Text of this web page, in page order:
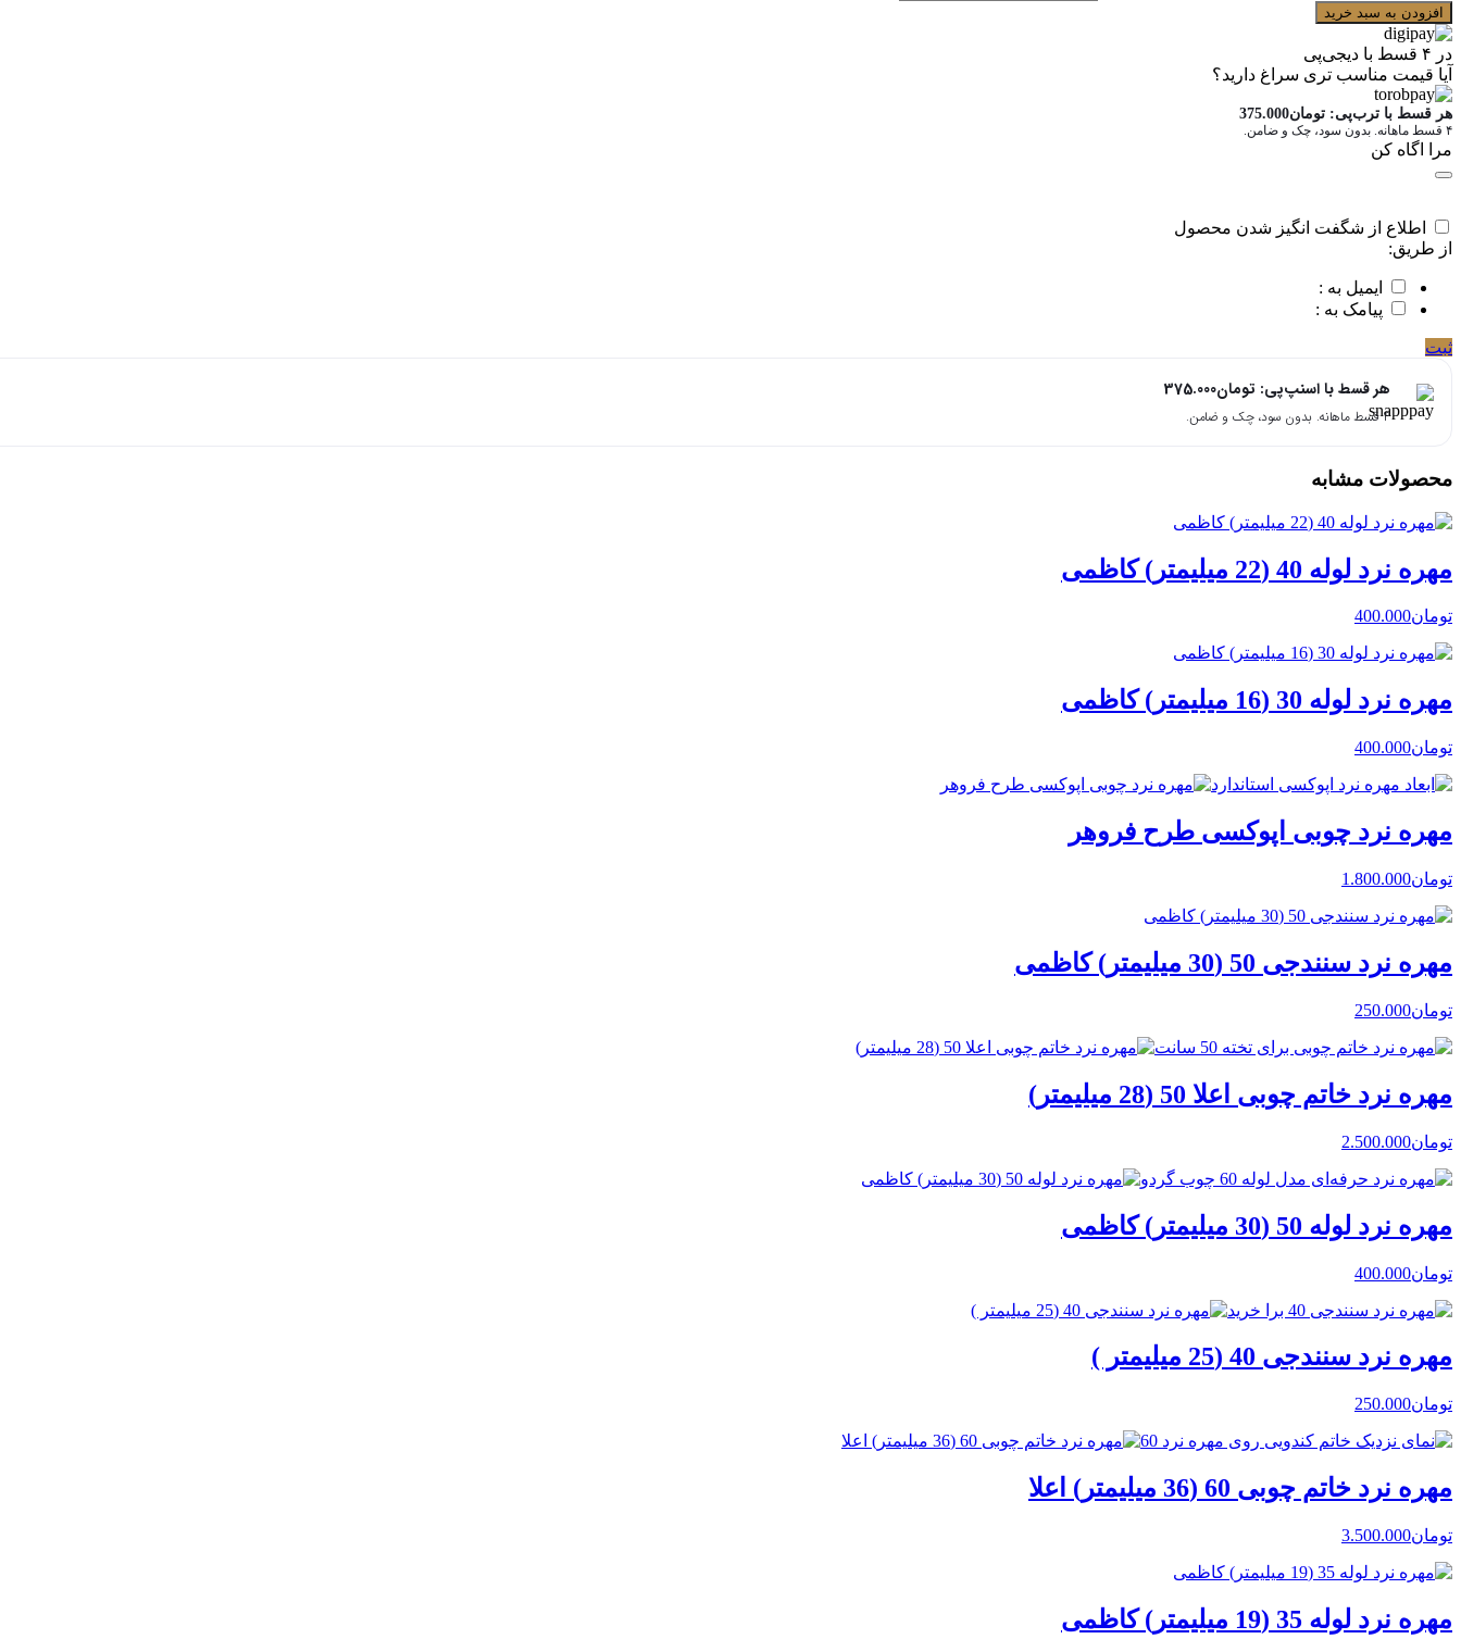
افزودن به سبد خرید
در ۴ قسط با دیجی‌پی
آیا قیمت مناسب تری سراغ دارید؟
هر قسط با ترب‌پی: تومان375.000
۴ قسط ماهانه. بدون سود، چک و ضامن.
مرا اگاه کن
اطلاع از شگفت انگیز شدن محصول
از طریق:
ایمیل به :
پیامک به :
ثبت
هر قسط با اسنپ‌پی: تومان375.000
۴ قسط ماهانه. بدون سود، چک و ضامن.
محصولات مشابه
مهره نرد لوله 40 (22 میلیمتر) کاظمی
تومان400.000
مهره نرد لوله 30 (16 میلیمتر) کاظمی
تومان400.000
مهره نرد چوبی اپوکسی طرح فروهر
تومان1.800.000
مهره نرد سنندجی 50 (30 میلیمتر) کاظمی
تومان250.000
مهره نرد خاتم چوبی اعلا 50 (28 میلیمتر)
تومان2.500.000
مهره نرد لوله 50 (30 میلیمتر) کاظمی
تومان400.000
مهره نرد سنندجی 40 (25 میلیمتر )
تومان250.000
مهره نرد خاتم چوبی 60 (36 میلیمتر) اعلا
تومان3.500.000
مهره نرد لوله 35 (19 میلیمتر) کاظمی